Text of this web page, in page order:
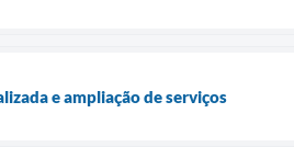
e ampliação de serviços